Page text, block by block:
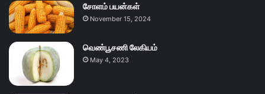
சோளம் பயன்கள்
November 15, 2024
வெண்பூசணி லேகியம்
May 4, 2023